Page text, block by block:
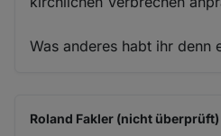
Was anderes habt ihr denn
Roland Fakler (nicht überprüft)